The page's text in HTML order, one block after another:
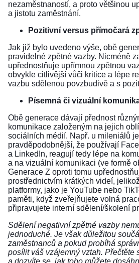
nezaměstnaností, a proto většinou
a jistotu zaměstnání.
Pozitivní versus přímočará
Jak již bylo uvedeno výše, obě
pravidelné zpětné vazby. Nicméně
upřednostňuje upřímnou zpětnou
obvykle citlivější vůči kritice a lépe
vazbu sdělenou povzbudivě a s
Písemná či vizuální
Obě generace dávají přednost
komunikace založeným na jejich
sociálních médií. Např. u mileniálů
pravděpodobnější, že používají
a LinkedIn, reagují tedy lépe na
a na vizuální komunikaci (ve formě
Generace Z oproti tomu
prostřednictvím krátkých videí,
platformy, jako je YouTube nebo
paměti, když zveřejňujete volná
připravujete interní sdělení/školení
Sdělení negativní zpětné vazby
jednoduché. Je však důležitou
zaměstnanců a pokud probíhá
posílit váš vzájemný vztah. Přečtěte